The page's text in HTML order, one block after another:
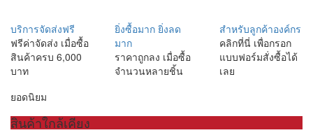
บริการจัดส่งฟรี
ฟรีค่าจัดส่ง เมื่อซื้อ
สินค้าครบ 6,000
บาท
ยิ่งซื้อมาก ยิ่งลด
มาก
ราคาถูกลง เมื่อซื้อ
จำนวนหลายชิ้น
สำหรับลูกค้าองค์กร
คลิกที่นี่ เพื่อกรอก
แบบฟอร์มสั่งซื้อได้
เลย
ยอดนิยม
สินค้าใกล้เคียง